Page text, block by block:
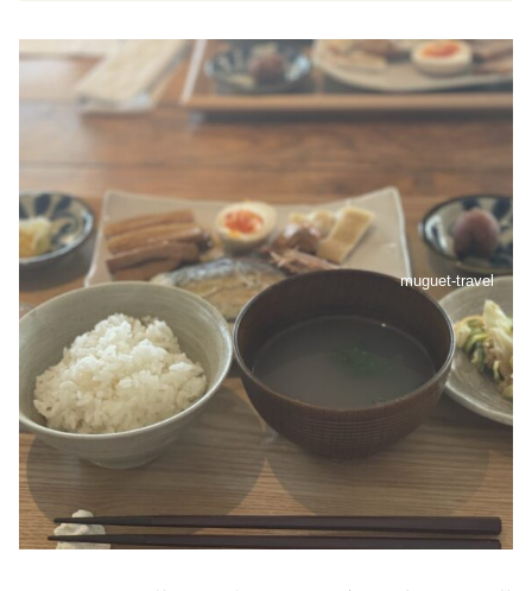
muguet-travel